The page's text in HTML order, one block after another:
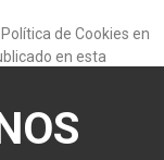
de Cookies en
en esta